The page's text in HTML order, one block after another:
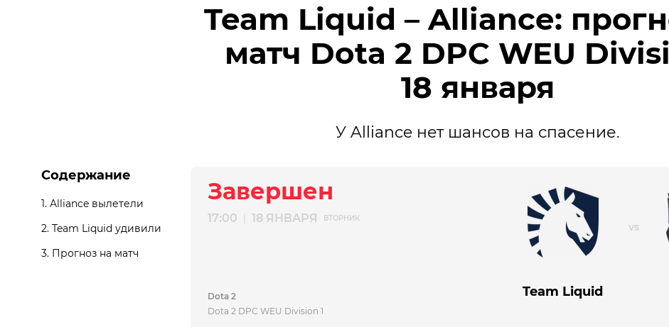
Team Liquid – Alliance:
матч Dota 2 DPC WEU
18 января
У Alliance нет шансов на спасение.
Содержание
1. Alliance вылетели
2. Team Liquid удивили
3. Прогноз на матч
Team Liquid
Завершен
17:00 18 ЯНВАРЯ ВТОРНИК
Dota 2
Dota 2 DPC WEU Division 1